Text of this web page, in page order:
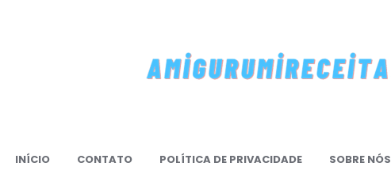
Amigurumi
grátis
INÍCIO CONTATO POLÍTICA DE PRIVACIDADE SOBRE NÓS